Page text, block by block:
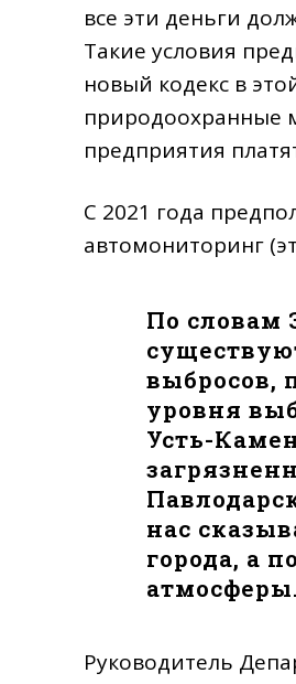
все эти деньги
Такие условия
новый кодекс в
природоохранные
предприятия
С 2021 года
автомониторинг
По словам
выбросов,
уровня
Усть-
нас
города, а
атмосферы.
Руководитель